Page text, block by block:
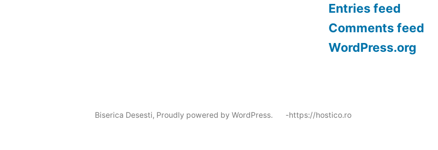
Entries feed
Comments feed
WordPress.org
Biserica Desesti, Proudly powered by WordPress. -https://hostico.ro